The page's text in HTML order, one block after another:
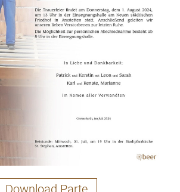
Download Parte